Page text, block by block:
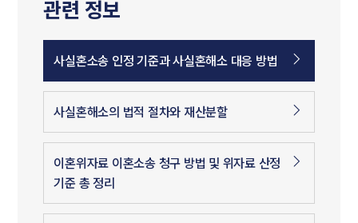
관련 정보
사실혼소송 인정 기준과 사실혼해소 대응 방법
사실혼해소의 법적 절차와 재산분할
이혼위자료 이혼소송 청구 방법 및 위자료 산정
기준 총 정리